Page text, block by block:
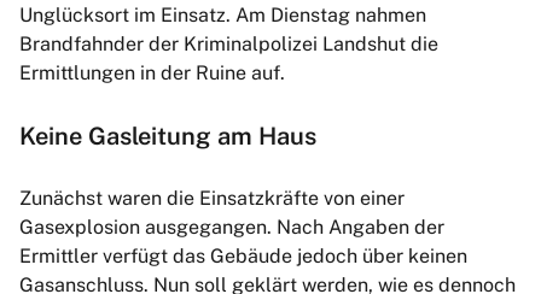
Unglücksort im Einsatz. Am Dienstag nahmen
Brandfahnder der Kriminalpolizei Landshut die
Ermittlungen in der Ruine auf.
Keine Gasleitung am Haus
Zunächst waren die Einsatzkräfte von einer
Gasexplosion ausgegangen. Nach Angaben der
Ermittler verfügt das Gebäude jedoch über keinen
Gasanschluss. Nun soll geklärt werden, wie es dennoch